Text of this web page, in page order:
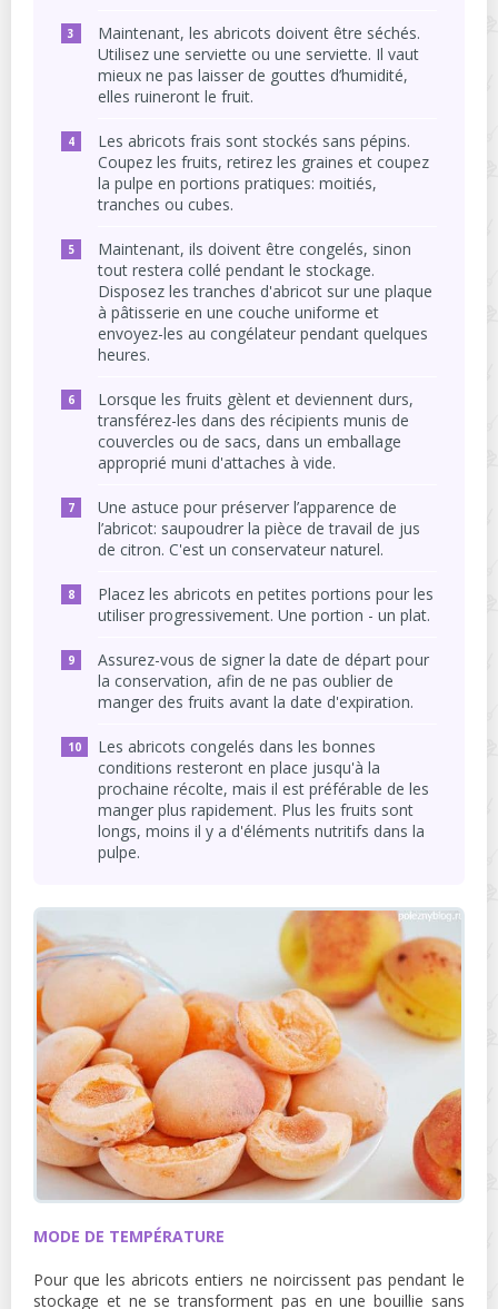
Maintenant, les abricots doivent être séchés.
Utilisez une serviette ou une serviette. Il vaut
mieux ne pas laisser de gouttes d’humidité,
elles ruineront le fruit.
Les abricots frais sont stockés sans pépins.
Coupez les fruits, retirez les graines et coupez
la pulpe en portions pratiques: moitiés,
tranches ou cubes.
Maintenant, ils doivent être congelés, sinon
tout restera collé pendant le stockage.
Disposez les tranches d'abricot sur une plaque
à pâtisserie en une couche uniforme et
envoyez-les au congélateur pendant quelques
heures.
Lorsque les fruits gèlent et deviennent durs,
transférez-les dans des récipients munis de
couvercles ou de sacs, dans un emballage
approprié muni d'attaches à vide.
Une astuce pour préserver l’apparence de
l’abricot: saupoudrer la pièce de travail de jus
de citron. C'est un conservateur naturel.
Placez les abricots en petites portions pour les
utiliser progressivement. Une portion - un plat.
Assurez-vous de signer la date de départ pour
la conservation, afin de ne pas oublier de
manger des fruits avant la date d'expiration.
Les abricots congelés dans les bonnes
conditions resteront en place jusqu'à la
prochaine récolte, mais il est préférable de les
manger plus rapidement. Plus les fruits sont
longs, moins il y a d'éléments nutritifs dans la
pulpe.
MODE DE TEMPÉRATURE
Pour que les abricots entiers ne noircissent pas pendant le
stockage et ne se transforment pas en une bouillie sans